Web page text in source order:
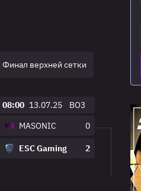
Финал верхней сетки
08:00 13.07.25
BO3
MASONIC
0
ESC Gaming 2